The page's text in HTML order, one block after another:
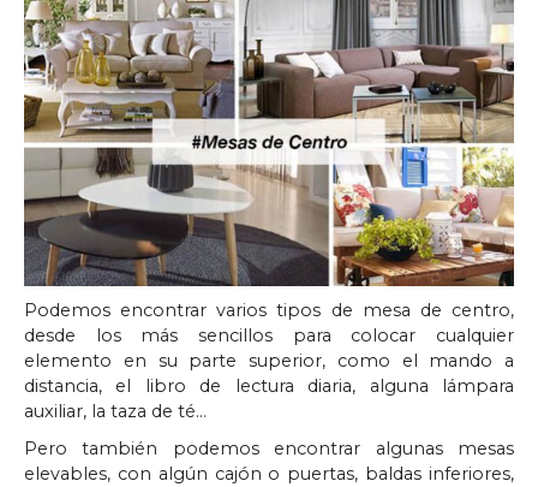
Podemos encontrar varios tipos de mesa de centro,
desde los más sencillos para colocar cualquier
elemento en su parte superior, como el mando a
distancia, el libro de lectura diaria, alguna lámpara
auxiliar, la taza de té…
Pero también podemos encontrar algunas mesas
elevables, con algún cajón o puertas, baldas inferiores,